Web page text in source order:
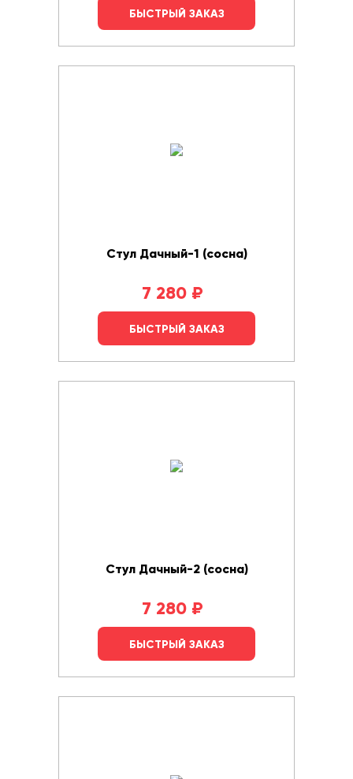
БЫСТРЫЙ ЗАКАЗ
Стул Дачный-1 (сосна)
7 280 ₽
БЫСТРЫЙ ЗАКАЗ
Стул Дачный-2 (сосна)
7 280 ₽
БЫСТРЫЙ ЗАКАЗ